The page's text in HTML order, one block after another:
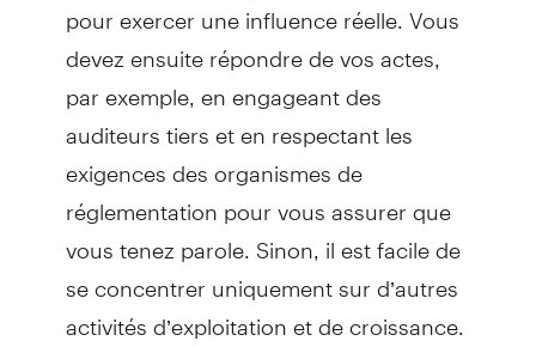
pour exercer une influence réelle. Vous
devez ensuite répondre de vos actes,
par exemple, en engageant des
auditeurs tiers et en respectant les
exigences des organismes de
réglementation pour vous assurer que
vous tenez parole. Sinon, il est facile de
se concentrer uniquement sur d’autres
activités d’exploitation et de croissance.